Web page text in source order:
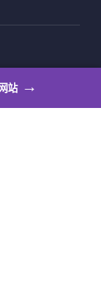
站→
自己的出海展